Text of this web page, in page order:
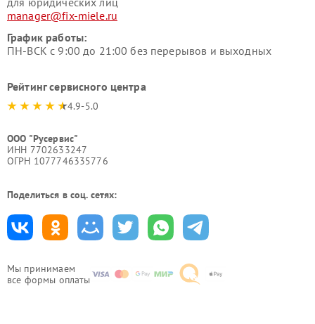
Мы принимаем
все формы оплаты
manager@fix-miele.ru
График работы:
ПН-ВСК с 9:00 до 21:00 без перерывов и выходных
Рейтинг сервисного центра
4.9-5.0
ООО "Русервис"
ИНН 7702633247
ОГРН 1077746335776
Поделиться в соц. сетях: